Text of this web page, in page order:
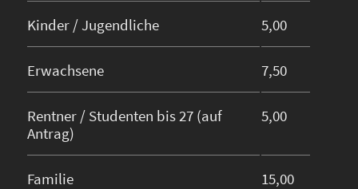
Kinder / Jugendliche 5,00
Erwachsene 7,50
Rentner / Studenten bis 27 (auf
Antrag)
5,00
Familie 15,00